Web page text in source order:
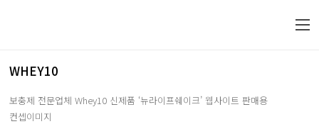
WHEY10
보충제 전문업체 Whey10 신제품 ‘뉴라이프쉐이크’ 웹사이트 판매용
컨셉이미지